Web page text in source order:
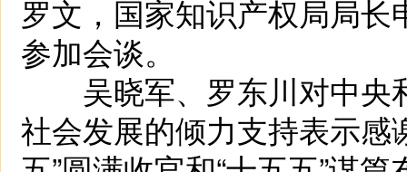
罗文，国家知识产权局局
参加会谈。
吴晓军、罗东川对中央
社会发展的倾力支持表示感